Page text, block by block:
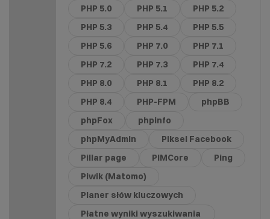
PHP 5.0 PHP 5.1
PHP 5.2
PHP 5.3
PHP 5.4
PHP 5.5
PHP 5.6
PHP 7.0
PHP 7.1
PHP 7.2
PHP 7.3
PHP 7.4
PHP 8.0
PHP 8.1
PHP 8.2
PHP 8.4
PHP-FPM
phpBB
phpFox
phpinfo
phpMyAdmin
Piksel Facebook
Pillar page
PIMCore
Ping
Piwik (Matomo)
Planer słów kluczowych
Płatne wyniki wyszukiwania